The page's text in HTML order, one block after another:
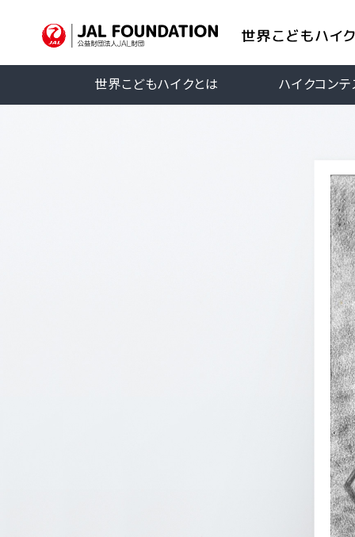
世界こどもハイクとは ハイクコン